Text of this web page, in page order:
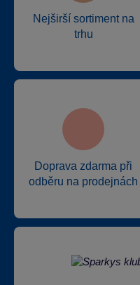
Nejširší sortiment na
trhu
Doprava zdarma při
odběru na prodejnách